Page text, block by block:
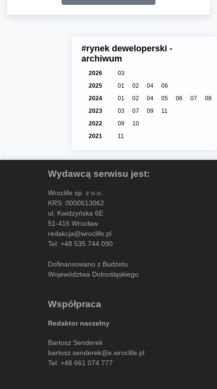
#rynek deweloperski -
archiwum
2026
03
2025
01 02 04
06
2024
01 02 04 05 06 07
08
2023
03 07 09
11
2022
09
10
2021
11
Wydawcą serwisu jest:
Wroclife sp. z o.o.
KRS: 0000613062
ul. Kwidzyńska 6E
51-416 Wrocław
redakcja@wroclife.pl
Tel: +48 535 744 090
Dofinansowano z Budżetu
Województwa Dolnośląskiego
Współpraca
Redaktor naczelny
Bartosz Senderek
bartosz.senderek@e.wroclife.pl
Tel: +48 661 074 777